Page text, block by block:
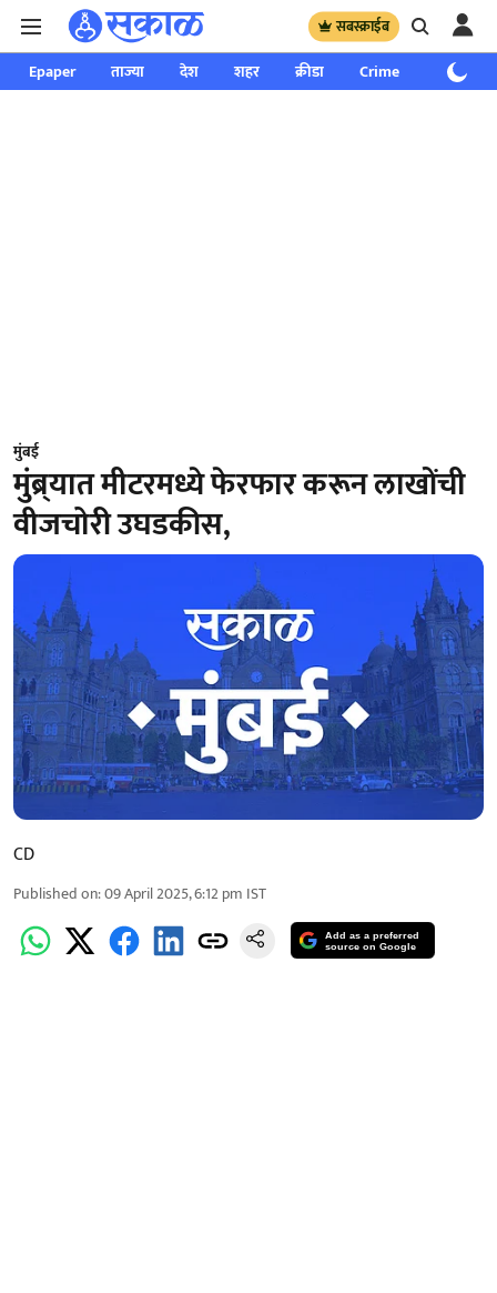
सबस्क्राईब
Epaper ताज्या देश शहर क्रीडा Crime साप्ताहिक
मुंबई
मुंब्र्यात मीटरमध्ये फेरफार करून लाखोंची
वीजचोरी उघडकीस,
CD
Published on:09 April 2025, 6:12 pm IST
Add as a preferred
source on Google